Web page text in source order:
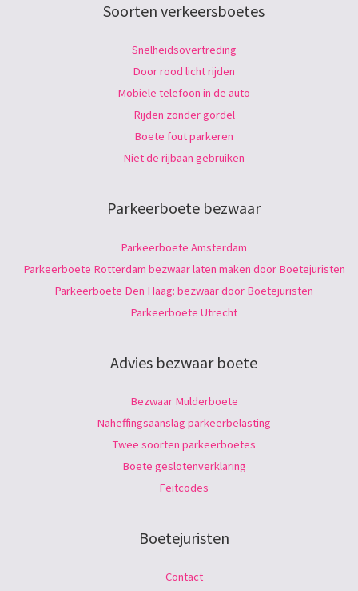
Soorten verkeersboetes
Snelheidsovertreding
Door rood licht rijden
Mobiele telefoon in de auto
Rijden zonder gordel
Boete fout parkeren
Niet de rijbaan gebruiken
Parkeerboete bezwaar
Parkeerboete Amsterdam
Parkeerboete Rotterdam bezwaar laten maken door Boetejuristen
Parkeerboete Den Haag: bezwaar door Boetejuristen
Parkeerboete Utrecht
Advies bezwaar boete
Bezwaar Mulderboete
Naheffingsaanslag parkeerbelasting
Twee soorten parkeerboetes
Boete geslotenverklaring
Feitcodes
Boetejuristen
Contact